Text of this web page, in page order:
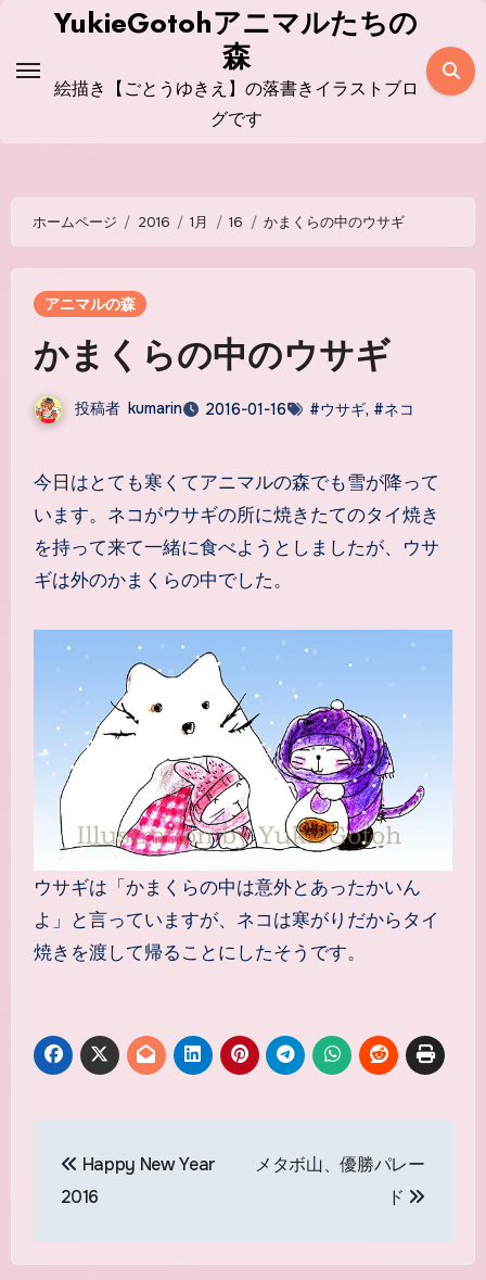
ス
YukieGotohアニマルたちの
森
絵描き【ごとうゆきえ】の落書きイラストブロ
グです
ホームページ 2016 1月 16 かまくらの中のウサギ
アニマルの森
かまくらの中のウサギ
投稿者 kumarin 2016-01-16 #ウサギ, #ネコ
今日はとても寒くてアニマルの森でも雪が降って
います。ネコがウサギの所に焼きたてのタイ焼き
を持って来て一緒に食べようとしましたが、ウサ
ギは外のかまくらの中でした。
ウサギは「かまくらの中は意外とあったかいん
よ」と言っていますが、ネコは寒がりだからタイ
焼きを渡して帰ることにしたそうです。
稿
Happy New Year
2016
メタボ山、優勝パレー
ド